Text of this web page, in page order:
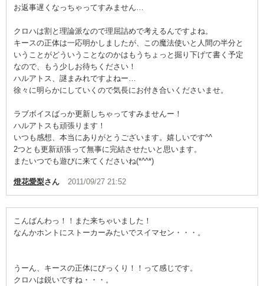
お返事遅くなっちゃってすみません…
クロハは割と理論派なので理屈詰めで考えるんですよね。
キースの正体は一応明かしましたが、この魔法使いと人間の半分と
いうことがどういうことなのかはもうちょっと掘り下げて書く予定
なので、もう少しお待ちください！
ハルアトス、謎まみれですよねー…
徐々に明らかにしていくので気長にお付き合いくださいませ。
ラブボイスばっか更新しちゃってすみませんー！
ハルアトスも頑張ります！
いつも感想、本当にありがとうございます。嬉しいです^^
2つとも更新頑張って無事に完結させたいと思います。
またいつでも遊びに来てくださいね(*^^*)
燈花愛梨さん 2011/09/27 21:52
こんばんわっ！！また来ちゃいました！
なんかホントにストーカーみたいでスイマセン・・・。
うーん、キースの正体にびっくり！！って感じです。
クロハは鋭いですね・・・。